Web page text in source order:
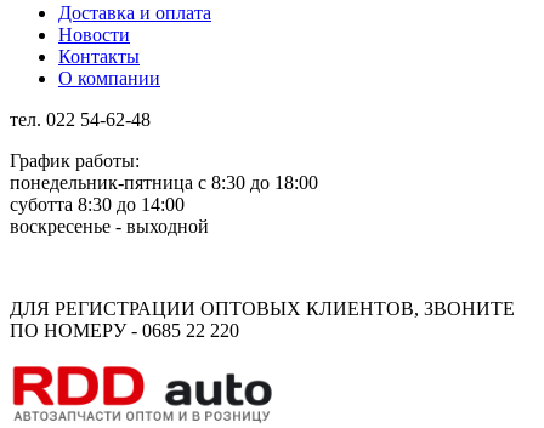
Доставка и оплата
Новости
Контакты
О компании
тел. 022 54-62-48
График работы:
понедельник-пятница с 8:30 до 18:00
суботта 8:30 до 14:00
воскресенье - выходной
ДЛЯ РЕГИСТРАЦИИ ОПТОВЫХ КЛИЕНТОВ, ЗВОНИТЕ
ПО НОМЕРУ - 0685 22 220